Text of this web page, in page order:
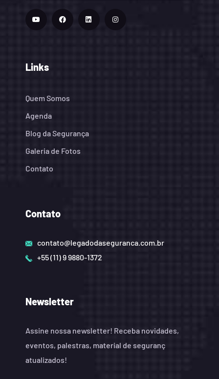
Links
Quem Somos
Agenda
Blog da Segurança
Galeria de Fotos
Contato
Contato
contato@legadodaseguranca.com.br
+55 (11) 9 9880-1372
Newsletter
Assine nossa newsletter! Receba novidades,
eventos, palestras, material de seguranç
atualizados!